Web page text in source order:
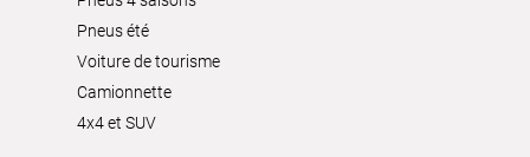
Pneus été
Voiture de tourisme
Camionnette
4x4 et SUV